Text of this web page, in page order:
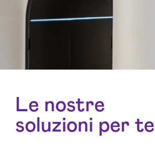
Le nostre
soluzioni per te